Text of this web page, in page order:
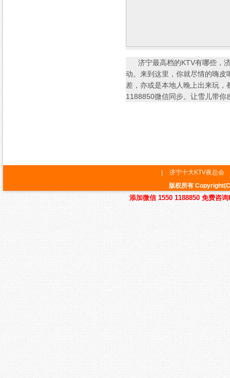
济宁最高档的KTV有哪些，济
动。来到这里，你就尽情的嗨
差，亦或是本地人晚上出来玩
1188850微信同步。让雪儿带你
济宁十大KTV夜总会
版权所有
添加微信 1550 1188850 免费咨